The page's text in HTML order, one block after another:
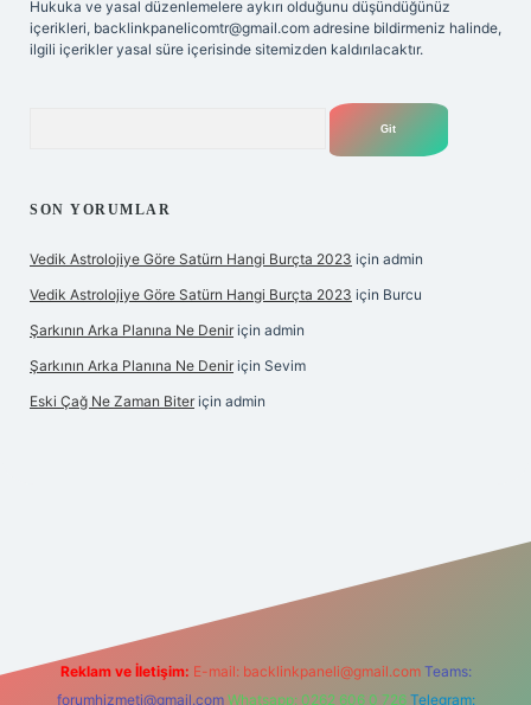
Hukuka ve yasal düzenlemelere aykırı olduğunu düşündüğünüz
içerikleri, backlinkpanelicomtr@gmail.com adresine bildirmeniz halinde,
ilgili içerikler yasal süre içerisinde sitemizden kaldırılacaktır.
SON YORUMLAR
Vedik Astrolojiye Göre Satürn Hangi Burçta 2023 için admin
Vedik Astrolojiye Göre Satürn Hangi Burçta 2023 için Burcu
Şarkının Arka Planına Ne Denir için admin
Şarkının Arka Planına Ne Denir için Sevim
Eski Çağ Ne Zaman Biter için admin
Reklam ve İletişim: E-mail: backlinkpaneli@gmail.com Teams:
forumhizmeti@gmail.com Whatsapp: 0262 606 0 726 Telegram: